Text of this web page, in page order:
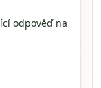
odpověď na